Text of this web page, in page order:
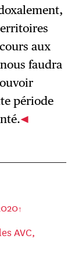
aux
faudra
période
AVC,